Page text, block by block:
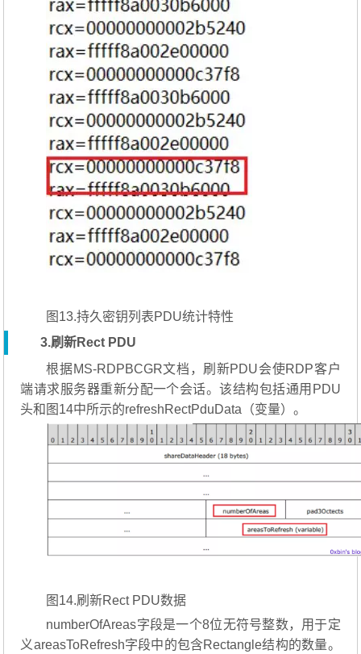
图13.持久密钥列表PDU统计特性
3.刷新Rect PDU
根据MS-RDPBCGR文档，刷新PDU会使RDP客户
端请求服务器重新分配一个会话。该结构包括通用PDU
头和图14中所示的refreshRectPduData（变量）。
图14.刷新Rect PDU数据
numberOfAreas字段是一个8位无符号整数，用于定
义areasToRefresh字段中的包含Rectangle结构的数量。